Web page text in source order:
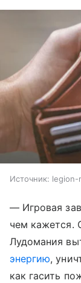
Источник: legion-
— Игровая
чем кажется.
Лудомания
энергию,
как гасить